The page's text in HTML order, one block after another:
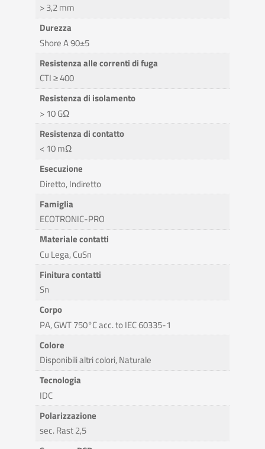
> 3,2 mm
Durezza
Shore A 90±5
Resistenza alle correnti di fuga
CTI ≥ 400
Resistenza di isolamento
> 10 GΩ
Resistenza di contatto
< 10 mΩ
Esecuzione
Diretto, Indiretto
Famiglia
ECOTRONIC-PRO
Materiale contatti
Cu Lega, CuSn
Finitura contatti
Sn
Corpo
PA, GWT 750°C acc. to IEC 60335-1
Colore
Disponibili altri colori, Naturale
Tecnologia
IDC
Polarizzazione
sec. Rast 2,5